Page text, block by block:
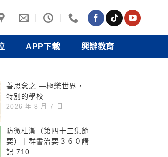
APP下載 興辦教育
善思念之 —極樂世界，
特別的學校
2026 年 8 月 7 日
防微杜漸（第四十三集節
要）｜群書治要３６０講
記 710